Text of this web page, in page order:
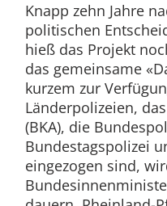
Knapp zehn Jahre
politischen
hieß das Projekt
das gemeinsame
kurzem zur
Länderpolizeien,
(BKA), die
Bundestagspolizei
eingezogen sind,